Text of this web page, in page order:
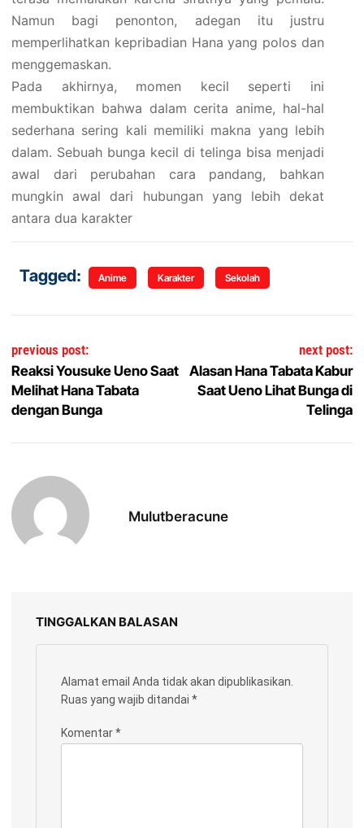
Namun bagi penonton, adegan itu justru
memperlihatkan kepribadian Hana yang polos dan
menggemaskan.
Pada akhirnya, momen kecil seperti ini
membuktikan bahwa dalam cerita anime, hal-hal
sederhana sering kali memiliki makna yang lebih
dalam. Sebuah bunga kecil di telinga bisa menjadi
awal dari perubahan cara pandang, bahkan
mungkin awal dari hubungan yang lebih dekat
antara dua karakter
Tagged: Anime Karakter Sekolah
Navigasi pos
previous post:
Reaksi Yousuke Ueno Saat
Melihat Hana Tabata
dengan Bunga
next post:
Alasan Hana Tabata Kabur
Saat Ueno Lihat Bunga di
Telinga
Mulutberacune
TINGGALKAN BALASAN
Alamat email Anda tidak akan dipublikasikan.
Ruas yang wajib ditandai *
Komentar*